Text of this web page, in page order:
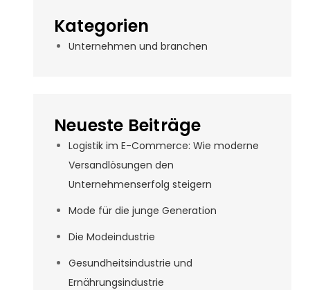
Kategorien
Unternehmen und branchen
Neueste Beiträge
Logistik im E-Commerce: Wie moderne
Versandlösungen den
Unternehmenserfolg steigern
Mode für die junge Generation
Die Modeindustrie
Gesundheitsindustrie und
Ernährungsindustrie